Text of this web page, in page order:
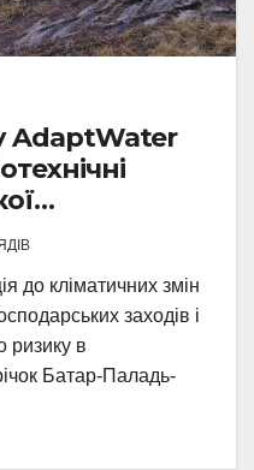
AdaptWater
системи
до кліматичних змін
заходів і
ризику в
Батар-Паладь-